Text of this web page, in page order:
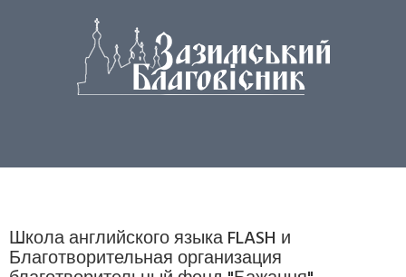
Школа английского языка FLASH и
Благотворительная организация